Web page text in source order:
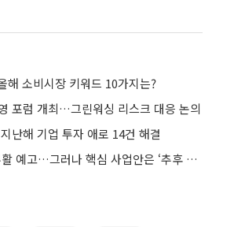
해 소비시장 키워드 10가지는?
포럼 개최…그린워싱 리스크 대응 논의
난해 기업 투자 애로 14건 해결
싸이월드, 10월 부활 예고…그러나 핵심 사업안은 ‘추후 공개’